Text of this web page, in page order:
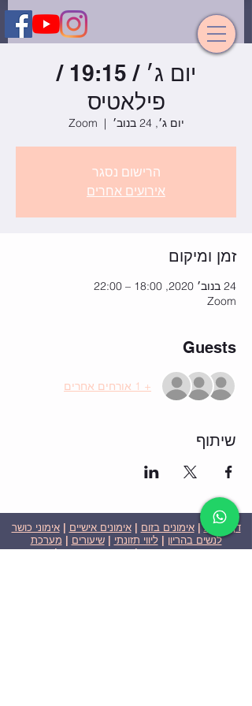
יום ג׳ / 19:15 /
פילאטיס
יום ג׳, 24 בנוב׳
  |
Zoom
הרישום נסגר
אירועים אחרים
זמן ומיקום
24 בנוב׳ 2020, 18:00 – 22:00
Zoom
Guests
+ 1 אורחים אחרים
שיתוף
דף הבית|אימונים בזום |אימונים אישיים |אימוני כושר
לנשים בהריון |ליווי תזונתי |שיעורים | מערכת
שבועית-אימונים בזום|תוכניות ומחירים|סרטוני